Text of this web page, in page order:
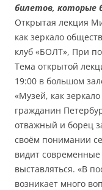
билетов, которые
Открытая лекция
как зеркало
клуб «БОЛТ», При
Тема открытой
19:00 в большом
«Музей, как
гражданин
отважный и борец
своём понимании
видит
выставляться. «В
возникает много